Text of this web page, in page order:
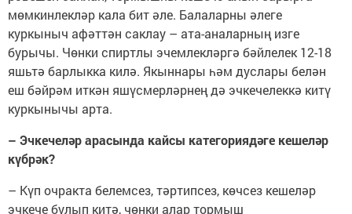
мөмкинлекләр кала бит әле. Балаларны әлеге
куркыныч афәттән саклау – ата-аналарның изге
бурычы. Чөнки спиртлы эчемлекләргә бәйлелек 12-18
яшьтә барлыкка килә. Якыннары һәм дуслары белән
еш бәйрәм иткән яшүсмерләрнең дә эчкечелеккә китү
куркынычы арта.
– Эчкечеләр арасында кайсы категориядәге кешеләр
күбрәк?
– Күп очракта белемсез, тәртипсез, көчсез кешеләр
эчкече булып китә, чөнки алар тормыш